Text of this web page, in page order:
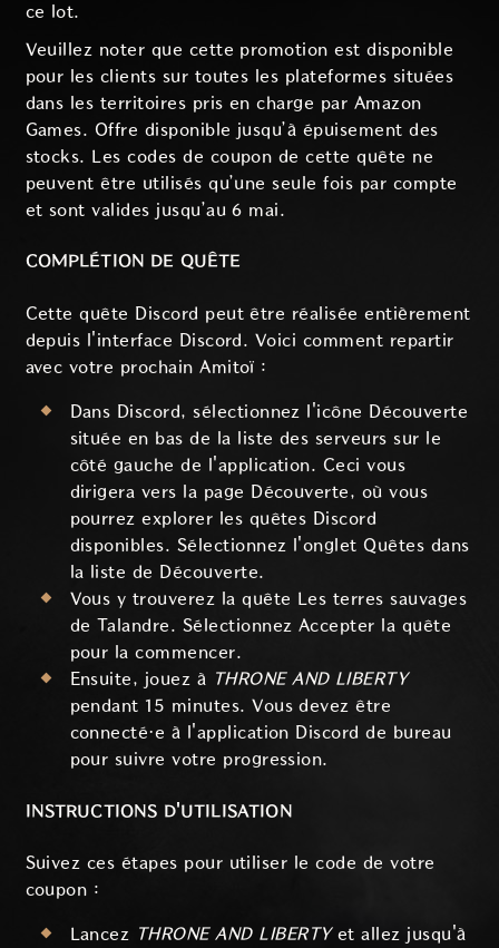
ce lot.
Veuillez noter que cette promotion est disponible
pour les clients sur toutes les plateformes situées
dans les territoires pris en charge par Amazon
Games. Offre disponible jusqu’à épuisement des
stocks. Les codes de coupon de cette quête ne
peuvent être utilisés qu’une seule fois par compte
et sont valides jusqu’au 6 mai.
COMPLÉTION DE QUÊTE
Cette quête Discord peut être réalisée entièrement
depuis l'interface Discord. Voici comment repartir
avec votre prochain Amitoï :
Dans Discord, sélectionnez l'icône Découverte
située en bas de la liste des serveurs sur le
côté gauche de l'application. Ceci vous
dirigera vers la page Découverte, où vous
pourrez explorer les quêtes Discord
disponibles. Sélectionnez l'onglet Quêtes dans
la liste de Découverte.
Vous y trouverez la quête Les terres sauvages
de Talandre. Sélectionnez Accepter la quête
pour la commencer.
Ensuite, jouez à THRONE AND LIBERTY
pendant 15 minutes. Vous devez être
connecté·e à l'application Discord de bureau
pour suivre votre progression.
INSTRUCTIONS D'UTILISATION
Suivez ces étapes pour utiliser le code de votre
coupon :
Lancez THRONE AND LIBERTYet allez jusqu'à